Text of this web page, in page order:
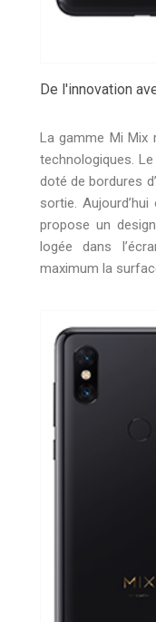
De l'innovation
La gamme Mi Mix
technologiques.
doté de bordures
sortie.
propose un
logée dans
maximum la